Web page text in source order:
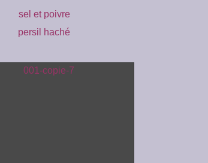
sel et poivre
persil haché